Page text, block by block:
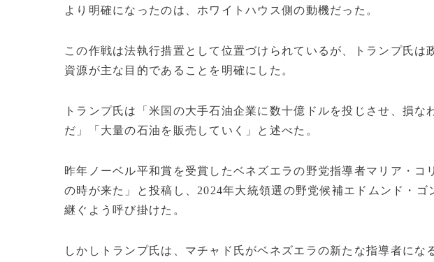
より明確になったのは、ホワイトハウス側の動機だった。
この作戦は法執行措置として位置づけられているが、トランプ氏は
資源が主な目的であることを明確にした。
トランプ氏は「米国の大手石油企業に数十億ドルを投じさせ、損な
だ」「大量の石油を販売していく」と述べた。
昨年ノーベル平和賞を受賞したベネズエラの野党指導者マリア・コ
の時が来た」と投稿し、2024年大統領選の野党候補エドムンド・ゴ
継ぐよう呼び掛けた。
しかしトランプ氏は、マチャド氏がベネズエラの新たな指導者にな